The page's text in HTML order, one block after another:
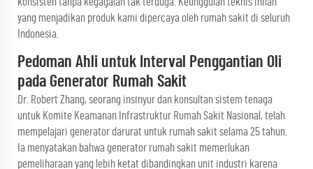
yang menjadikan produk kami dipercaya oleh rumah sakit di seluruh
Indonesia.
Pedoman Ahli untuk Interval Penggantian Oli
pada Generator Rumah Sakit
Dr. Robert Zhang, seorang insinyur dan konsultan sistem tenaga
untuk Komite Keamanan Infrastruktur Rumah Sakit Nasional, telah
mempelajari generator darurat untuk rumah sakit selama 25 tahun.
Ia menyatakan bahwa generator rumah sakit memerlukan
pemeliharaan yang lebih ketat dibandingkan unit industri karena